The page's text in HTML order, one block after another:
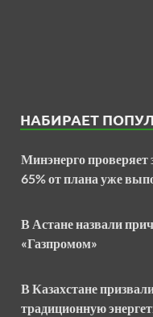
НАБИРАЕТ
Минэнерго проверяет
65% от плана уже
В Астане назвали
«Газпромом»
В Казахстане
традиционную